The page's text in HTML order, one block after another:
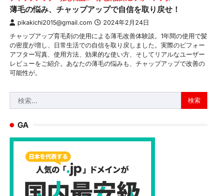
薄毛の悩み、チャップアップで自信を取り戻せ！
pikakichi2015@gmail.com 2024年2月24日
チャップアップ育毛剤の使用による薄毛改善体験談。1年間の使用で髪
の密度が増し、日常生活での自信を取り戻しました。実際のビフォー
アフター写真、使用方法、効果的な使い方、そしてリアルなユーザー
レビューをご紹介。あなたの薄毛の悩みも、チャップアップで改善の
可能性が。
索:
GA